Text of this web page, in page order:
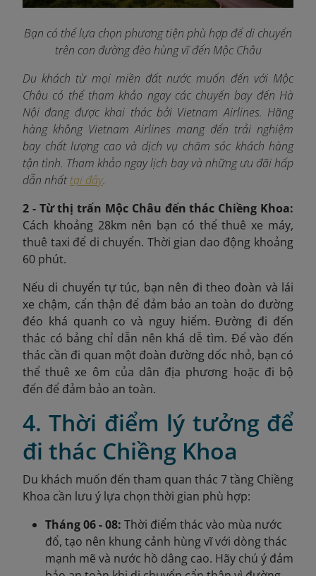
Bạn có thể lựa chọn phương tiện phù hợp để di chuyển
trên con đường đèo hùng vĩ đến Mộc Châu
Du khách từ mọi miền đất nước muốn đến với Mộc
Châu có thể tham khảo ngay các chuyến bay đến Hà
Nội đang được khai thác bởi Vietnam Airlines. Hãng
hàng không Vietnam Airlines mang đến trải nghiệm
bay chất lượng cao và dịch vụ chăm sóc khách hàng
tận tình. Tham khảo ngay lịch bay và những ưu đãi hấp
dẫn nhất tại đây.
2 - Từ thị trấn Mộc Châu đến thác Chiềng Khoa:
Cách khoảng 28km nên bạn có thể thuê xe máy,
thuê taxi để di chuyển. Thời gian dao động khoảng
60 phút.
Nếu di chuyển tự túc, bạn nên đi theo đoàn và lái
xe chậm, cẩn thận để đảm bảo an toàn do đường
đéo khá quanh co và nguy hiểm. Đường đi đến
thác có bảng chỉ dẫn nên khá dễ tìm. Để vào đến
thác cần đi quan một đoàn đường dốc nhỏ, bạn có
thể thuê xe ôm của dân địa phương hoặc đi bộ
đến để đảm bảo an toàn.
4. Thời điểm lý tưởng để
đi thác Chiềng Khoa
Du khách muốn đến tham quan thác 7 tầng Chiềng
Khoa cần lưu ý lựa chọn thời gian phù hợp:
Tháng 06 - 08: Thời điểm thác vào mùa nước
đổ, tạo nên khung cảnh hùng vĩ với dòng thác
mạnh mẽ và nước hồ dâng cao. Hãy chú ý đảm